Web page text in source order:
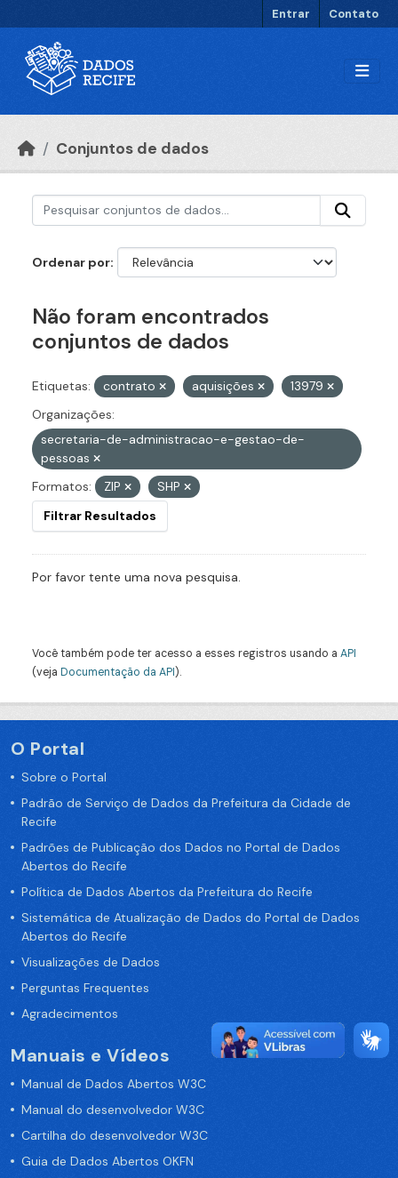
Entrar Contato
Conjuntos de dados
Ordenar por
Não foram encontrados
conjuntos de dados
Etiquetas: contrato aquisições
13979
Organizações:
secretaria-de-administracao-e-gestao-de-
pessoas
Formatos:
ZIP
SHP
Filtrar Resultados
Por favor tente uma nova pesquisa.
Você também pode ter acesso a esses registros usando a API
(veja Documentação da API).
O Portal
Sobre o Portal
Padrão de Serviço de Dados da Prefeitura da Cidade de
Recife
Padrões de Publicação dos Dados no Portal de Dados
Abertos do Recife
Política de Dados Abertos da Prefeitura do Recife
Sistemática de Atualização de Dados do Portal de Dados
Abertos do Recife
Visualizações de Dados
Perguntas Frequentes
Agradecimentos
Manuais e Vídeos
Manual de Dados Abertos W3C
Manual do desenvolvedor W3C
Cartilha do desenvolvedor W3C
Guia de Dados Abertos OKFN